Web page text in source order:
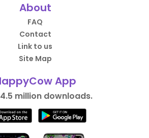
About
FAQ
Contact
Link to us
Site Map
App
million downloads.